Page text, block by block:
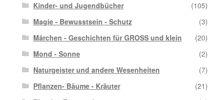
Kinder- und Jugendbücher
(105)
Magie - Bewusstsein - Schutz
(3)
Märchen - Geschichten für GROSS und klein
(20)
Mond - Sonne
(2)
Naturgeister und andere Wesenheiten
(7)
Pflanzen- Bäume - Kräuter
(21)